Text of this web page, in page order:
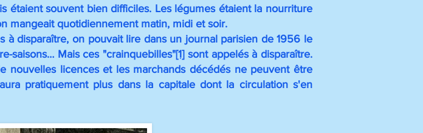
souvent bien difficiles. Les légumes étaient la nourriture
mangeait quotidiennement matin, midi et soir.
à disparaître, on pouvait lire dans un journal parisien de 1956 le
saisons… Mais ces "crainquebilles"[1] sont appelés à disparaître.
licences et les marchands décédés ne peuvent être
pratiquement plus dans la capitale dont la circulation s'en